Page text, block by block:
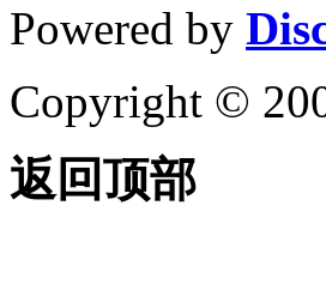
Powered by
Copyright ©
返回顶部